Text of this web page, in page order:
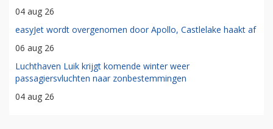
04 aug 26
easyJet wordt overgenomen door Apollo, Castlelake haakt af
06 aug 26
Luchthaven Luik krijgt komende winter weer
passagiersvluchten naar zonbestemmingen
04 aug 26